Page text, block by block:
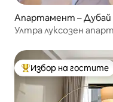
Апартамент – Дубай
Ултра луксозен
Най-популярен
Избор на гостите